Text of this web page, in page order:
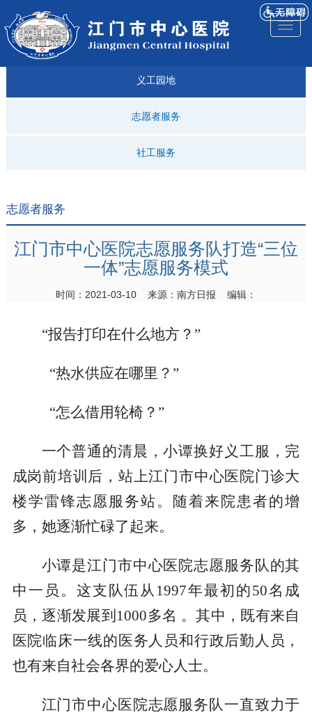
医院
简介
来院
导航
就诊
指引
专科
建设
仁济
科普
人才
招聘
仁济
医院
视频
义工园地
志愿者服务
社工服务
志愿者服务
江门市中心医院志愿服务队打造“三位
一体”志愿服务模式
时间：2021-03-10 来源：南方日报 编辑：
“报告打印在什么地方？”
“热水供应在哪里？”
“怎么借用轮椅？”
一个普通的清晨，小谭换好义工服，完
成岗前培训后，站上江门市中心医院门诊大
楼学雷锋志愿服务站。随着来院患者的增
多，她逐渐忙碌了起来。
小谭是江门市中心医院志愿服务队的其
中一员。这支队伍从1997年最初的50名成
员，逐渐发展到1000多名 。其中，既有来自
医院临床一线的医务人员和行政后勤人员，
也有来自社会各界的爱心人士。
江门市中心医院志愿服务队一直致力于